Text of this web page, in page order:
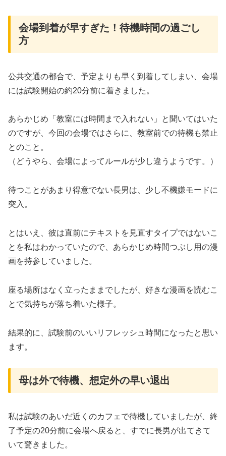
会場到着が早すぎた！待機時間の過ごし
方
公共交通の都合で、予定よりも早く到着してしまい、会場
には試験開始の約20分前に着きました。
あらかじめ「教室には時間まで入れない」と聞いてはいた
のですが、今回の会場ではさらに、教室前での待機も禁止
とのこと。
（どうやら、会場によってルールが少し違うようです。）
待つことがあまり得意でない長男は、少し不機嫌モードに
突入。
とはいえ、彼は直前にテキストを見直すタイプではないこ
とを私はわかっていたので、あらかじめ時間つぶし用の漫
画を持参していました。
座る場所はなく立ったままでしたが、好きな漫画を読むこ
とで気持ちが落ち着いた様子。
結果的に、試験前のいいリフレッシュ時間になったと思い
ます。
母は外で待機、想定外の早い退出
私は試験のあいだ近くのカフェで待機していましたが、終
了予定の20分前に会場へ戻ると、すでに長男が出てきて
いて驚きました。